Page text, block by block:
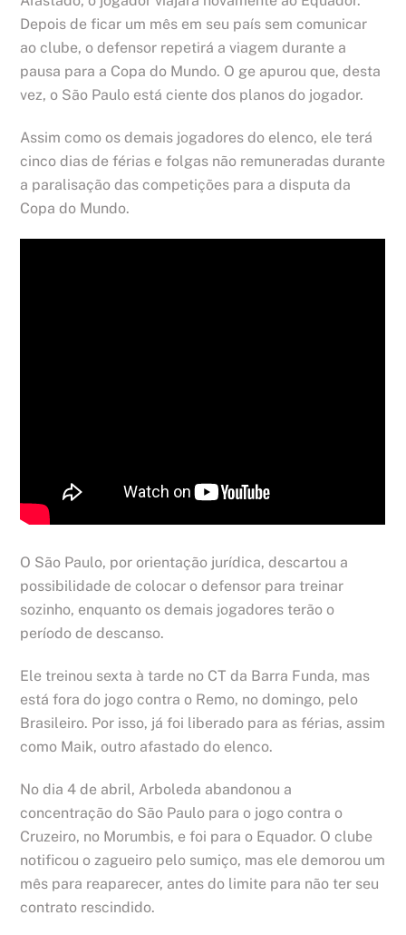
Depois de ficar um mês em seu país sem comunicar
ao clube, o defensor repetirá a viagem durante a
pausa para a Copa do Mundo. O ge apurou que, desta
vez, o São Paulo está ciente dos planos do jogador.
Assim como os demais jogadores do elenco, ele terá
cinco dias de férias e folgas não remuneradas durante
a paralisação das competições para a disputa da
Copa do Mundo.
O São Paulo, por orientação jurídica, descartou a
possibilidade de colocar o defensor para treinar
sozinho, enquanto os demais jogadores terão o
período de descanso.
Ele treinou sexta à tarde no CT da Barra Funda, mas
está fora do jogo contra o Remo, no domingo, pelo
Brasileiro. Por isso, já foi liberado para as férias, assim
como Maik, outro afastado do elenco.
No dia 4 de abril, Arboleda abandonou a
concentração do São Paulo para o jogo contra o
Cruzeiro, no Morumbis, e foi para o Equador. O clube
notificou o zagueiro pelo sumiço, mas ele demorou um
mês para reaparecer, antes do limite para não ter seu
contrato rescindido.